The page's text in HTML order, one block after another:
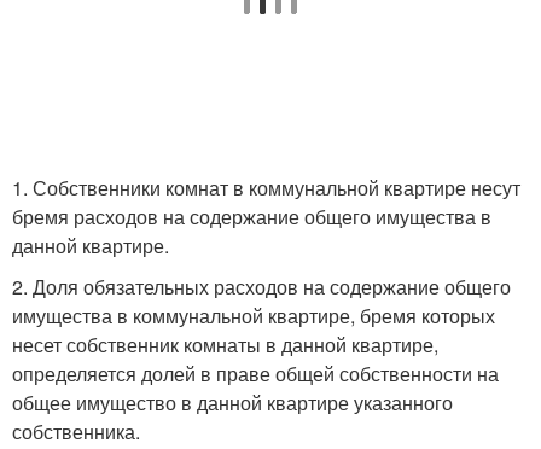
1. Собственники комнат в коммунальной квартире несут
бремя расходов на содержание общего имущества в
данной квартире.
2. Доля обязательных расходов на содержание общего
имущества в коммунальной квартире, бремя которых
несет собственник комнаты в данной квартире,
определяется долей в праве общей собственности на
общее имущество в данной квартире указанного
собственника.